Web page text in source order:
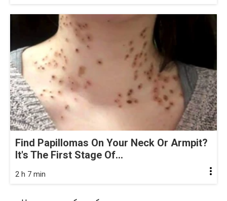
Find Papillomas On Your Neck Or Armpit?
It's The First Stage Of...
2 h 7 min